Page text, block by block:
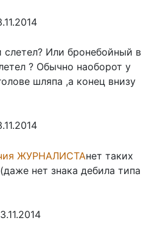
Или бронебойный в
? Обычно наоборот у
шляпа ,а конец внизу
ЖУРНАЛИСТАнет таких
нет знака дебила типа